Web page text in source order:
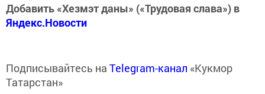
Добавить «Хезмэт даны» («Трудовая слава») в
Яндекс.Новости
Подписывайтесь на Telegram-канал «Кукмор
Татарстан»